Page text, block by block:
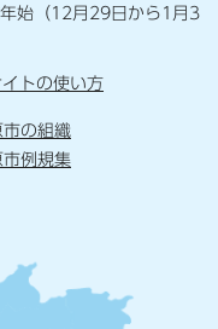
始（12月29日から1月3
イトの使い方
市の組織
市例規集